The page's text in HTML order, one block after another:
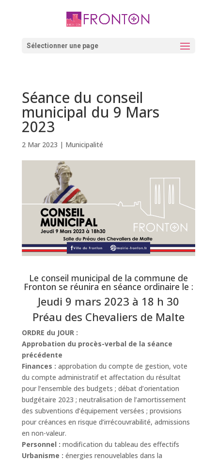
Sélectionner une page
Séance du conseil
municipal du 9 Mars
2023
2 Mar 2023 | Municipalité
Le conseil municipal de la commune de
Fronton se réunira en séance ordinaire le :
Jeudi 9 mars 2023 à 18 h 30
Préau des Chevaliers de Malte
ORDRE du JOUR :
Approbation du procès-verbal de la séance
précédente
Finances : approbation du compte de gestion, vote
du compte administratif et affectation du résultat
pour l’ensemble des budgets ; débat d’orientation
budgétaire 2023 ; neutralisation de l’amortissement
des subventions d’équipement versées ; provisions
pour créances en risque d’irrécouvrabilité, admissions
en non-valeur.
Personnel : modification du tableau des effectifs
Urbanisme : énergies renouvelables dans la